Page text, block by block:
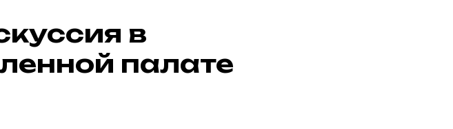
в
палате